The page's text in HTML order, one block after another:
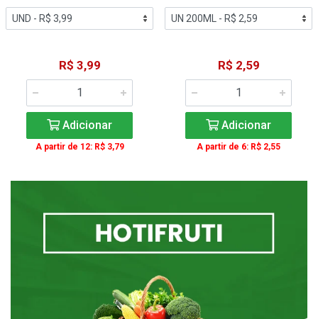
R$ 3,99
Adicionar
A partir de 12: R$ 3,79
R$ 2,59
Adicionar
A partir de 6: R$ 2,55